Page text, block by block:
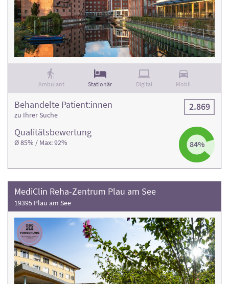
Ambulant Stationär Digital Mobil
Qualitäts­bewertung
Ø 85% / Max: 92% 84%
Behandelte Patient:innen
zu Ihrer Suche
2.869
MediClin Reha-Zentrum Plau am See
19395 Plau am See